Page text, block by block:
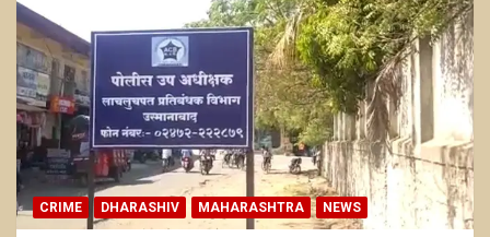
CRIME DHARASHIV MAHARASHTRA NEWS